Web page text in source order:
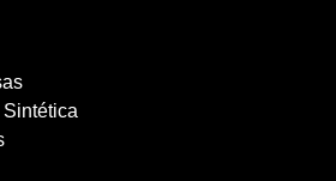
Sintética